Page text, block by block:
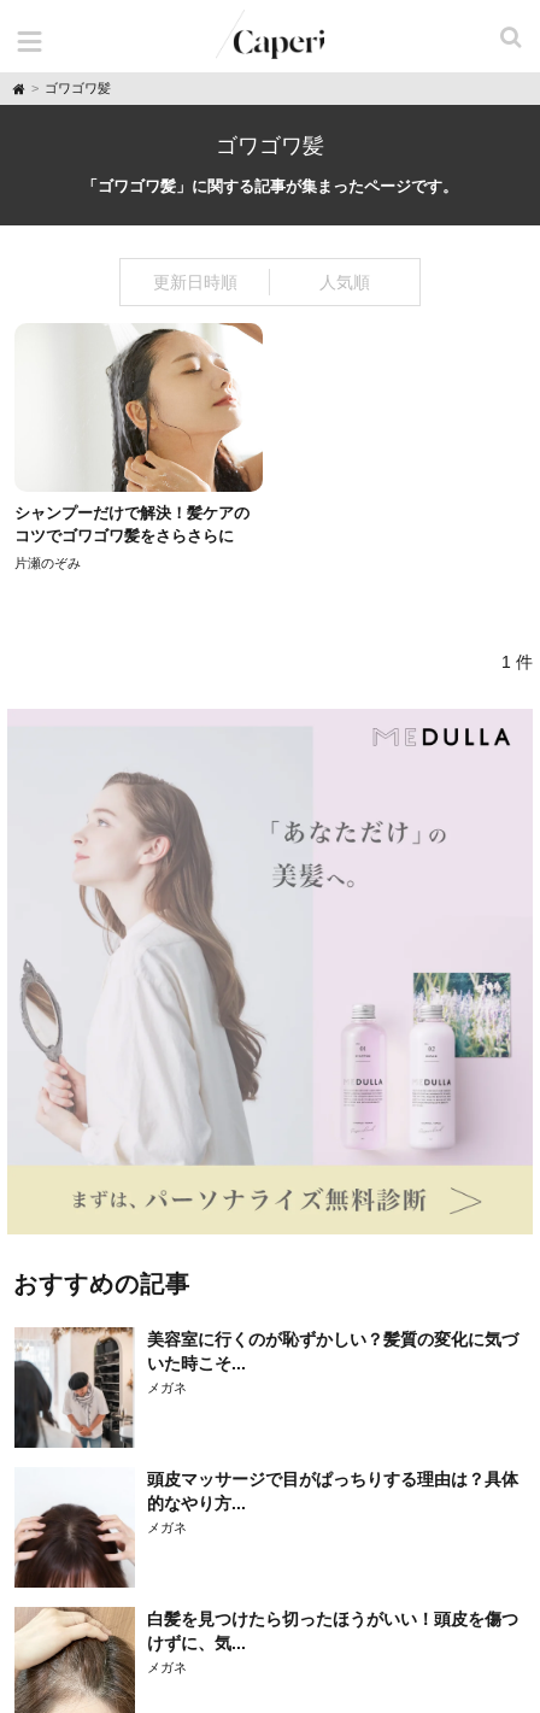
H
o
ゴワゴワ髪
ゴワゴワ髪
「ゴワゴワ髪」に関する記事が集まったページです。
更新日時順 人気順
シャンプーだけで解決！髪ケアの
コツでゴワゴワ髪をさらさらに
片瀬のぞみ
1 件
おすすめの記事
美容室に行くのが恥ずかしい？髪質の変化に気づ
いた時こそ...
メガネ
頭皮マッサージで目がぱっちりする理由は？具体
的なやり方...
メガネ
白髪を見つけたら切ったほうがいい！頭皮を傷つ
けずに、気...
メガネ